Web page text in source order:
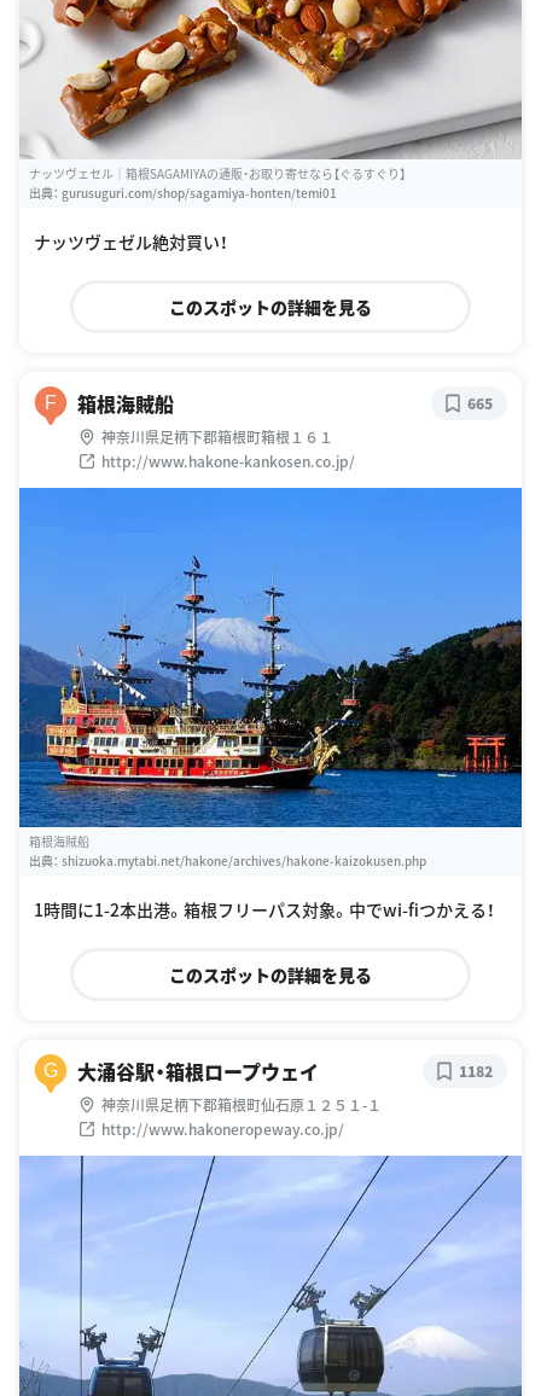
ナッツヴェセル｜箱根SAGAMIYAの通販・お取り寄せなら【ぐるすぐり】
出典： gurusuguri.com/shop/sagamiya-honten/temi01
ナッツヴェゼル絶対買い！
このスポットの詳細を見る
F 箱根海賊船
神奈川県足柄下郡箱根町箱根１６１
http://www.hakone-kankosen.co.jp/
665
箱根海賊船
出典： shizuoka.mytabi.net/hakone/archives/hakone-kaizokusen.php
1時間に1-2本出港。箱根フリーパス対象。中でwi-fiつかえる！
このスポットの詳細を見る
G 大涌谷駅・箱根ロープウェイ
神奈川県足柄下郡箱根町仙石原１２５１-１
http://www.hakoneropeway.co.jp/
1182